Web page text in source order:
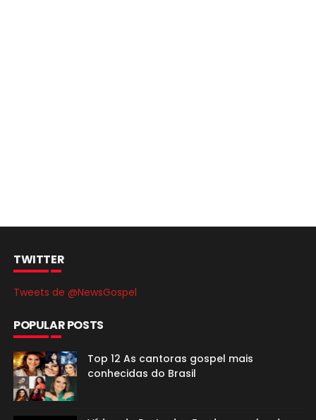
TWITTER
Tweets de @NewsGospel
POPULAR POSTS
Top 12 As cantoras gospel mais
conhecidas do Brasil